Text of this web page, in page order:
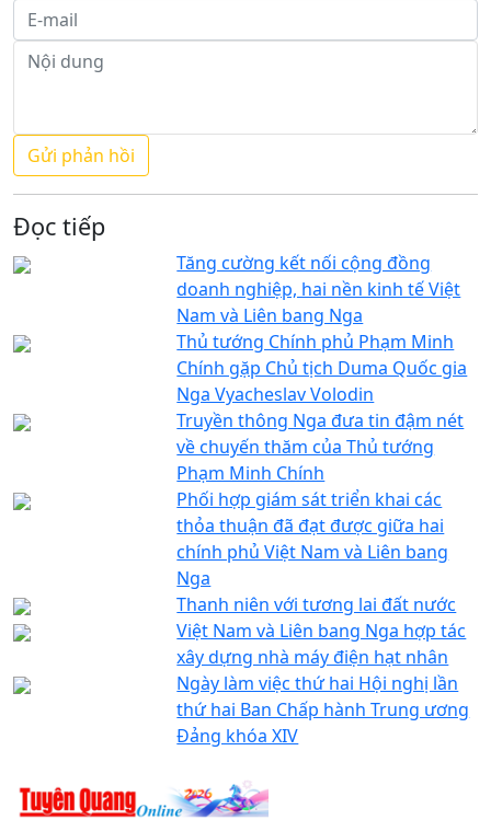
Đọc tiếp
Tăng cường kết nối cộng đồng
doanh nghiệp, hai nền kinh tế Việt
Nam và Liên bang Nga
Thủ tướng Chính phủ Phạm Minh
Chính gặp Chủ tịch Duma Quốc gia
Nga Vyacheslav Volodin
Truyền thông Nga đưa tin đậm nét
về chuyến thăm của Thủ tướng
Phạm Minh Chính
Phối hợp giám sát triển khai các
thỏa thuận đã đạt được giữa hai
chính phủ Việt Nam và Liên bang
Nga
Thanh niên với tương lai đất nước
Việt Nam và Liên bang Nga hợp tác
xây dựng nhà máy điện hạt nhân
Ngày làm việc thứ hai Hội nghị lần
thứ hai Ban Chấp hành Trung ương
Đảng khóa XIV